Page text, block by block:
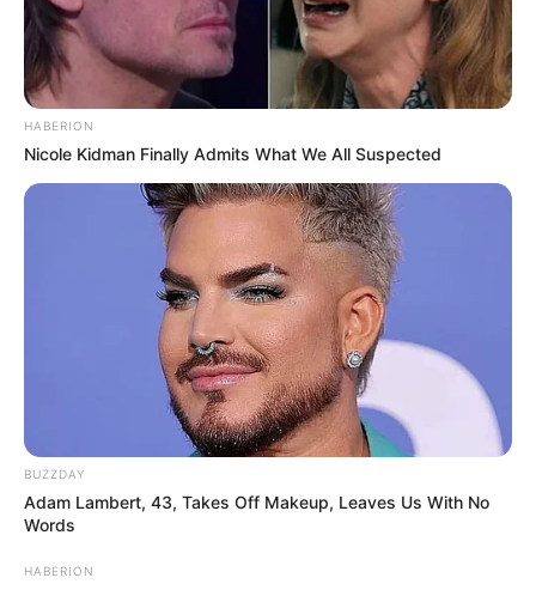
HABERION
Nicole Kidman Finally Admits What We All Suspected
BUZZDAY
Adam Lambert, 43, Takes Off Makeup, Leaves Us With No
Words
HABERION